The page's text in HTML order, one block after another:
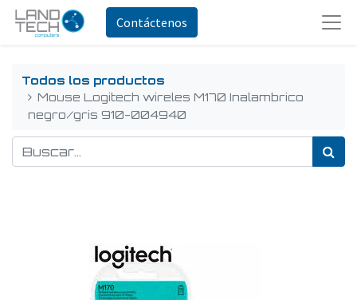
Contáctenos
Todos los productos
Mouse Logitech wireles M170 Inalambrico
negro/gris 910-004940